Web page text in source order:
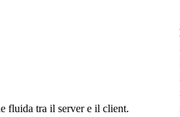
fluida tra il server e il client.